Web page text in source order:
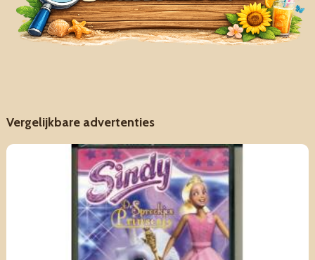
Vergelijkbare advertenties